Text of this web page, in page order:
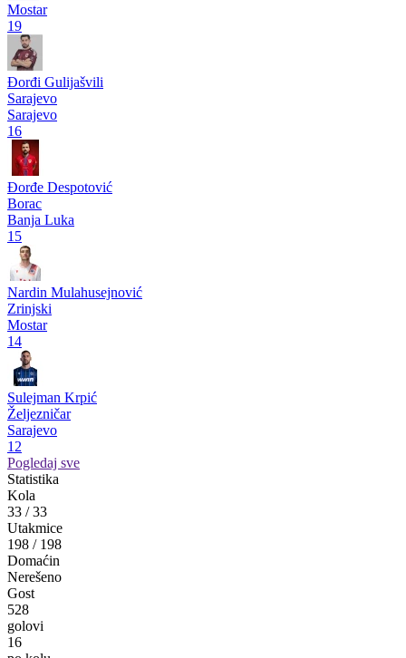
Premijer liga BiH
Sloboda
2
2
Igman
Pogledaj više
Strelci
Mihael Mlinarić
Velež
Mostar
19
Đorđi Gulijašvili
Sarajevo
Sarajevo
16
Đorđe Despotović
Borac
Banja Luka
15